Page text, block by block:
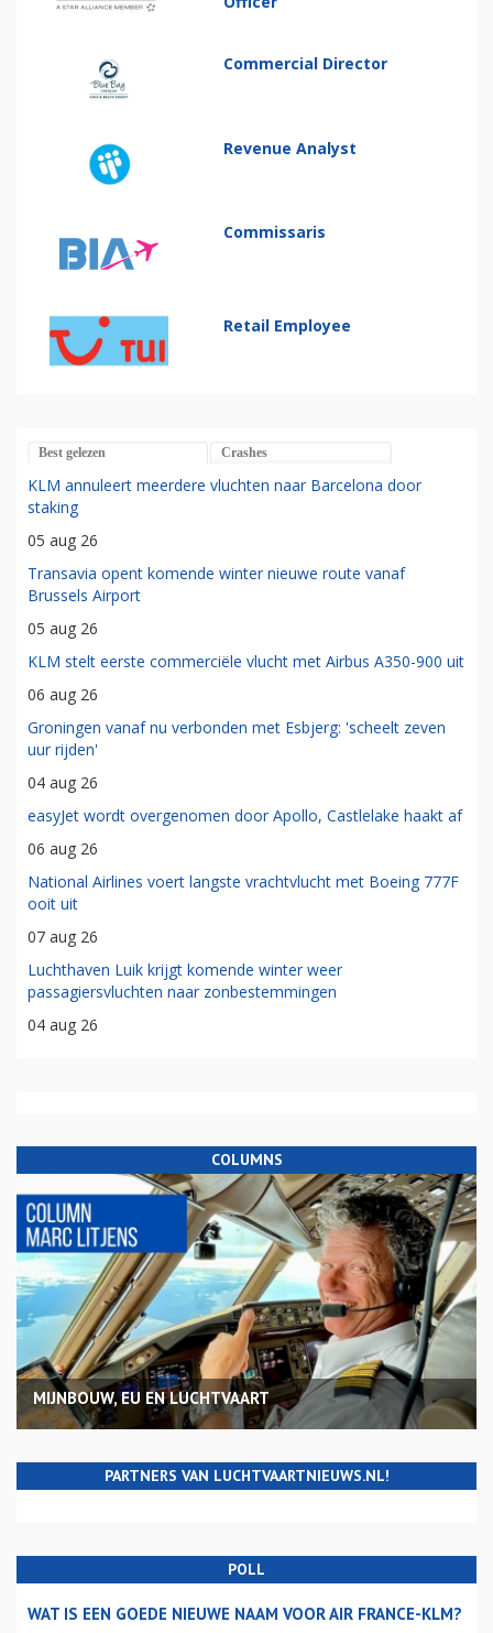
Commercial Director
Revenue Analyst
Commissaris
Retail Employee
Best gelezen Crashes
KLM annuleert meerdere vluchten naar Barcelona door
staking
05 aug 26
Transavia opent komende winter nieuwe route vanaf
Brussels Airport
05 aug 26
KLM stelt eerste commerciële vlucht met Airbus A350-900 uit
06 aug 26
Groningen vanaf nu verbonden met Esbjerg: 'scheelt zeven
uur rijden'
04 aug 26
easyJet wordt overgenomen door Apollo, Castlelake haakt af
06 aug 26
National Airlines voert langste vrachtvlucht met Boeing 777F
ooit uit
07 aug 26
Luchthaven Luik krijgt komende winter weer
passagiersvluchten naar zonbestemmingen
04 aug 26
COLUMNS
MIJNBOUW, EU EN LUCHTVAART
PARTNERS VAN LUCHTVAARTNIEUWS.NL!
POLL
WAT IS EEN GOEDE NIEUWE NAAM VOOR AIR FRANCE-KLM?